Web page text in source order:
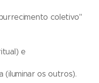
coletivo"
e
(iluminar os outros).